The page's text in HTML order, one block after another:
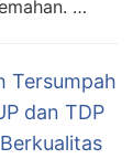
…
Tersumpah
dan TDP